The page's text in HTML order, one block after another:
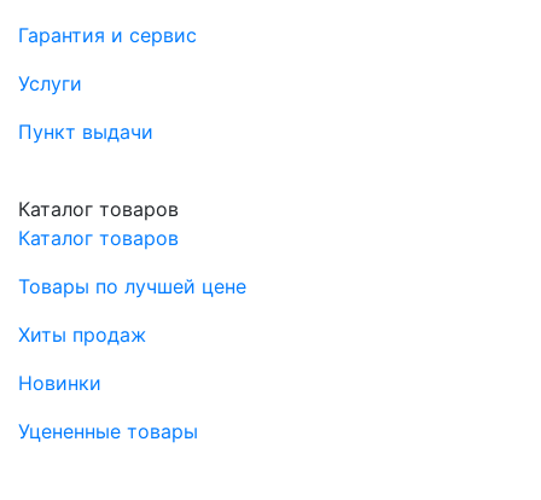
Гарантия и сервис
Услуги
Пункт выдачи
Каталог товаров
Каталог товаров
Товары по лучшей цене
Хиты продаж
Новинки
Уцененные товары